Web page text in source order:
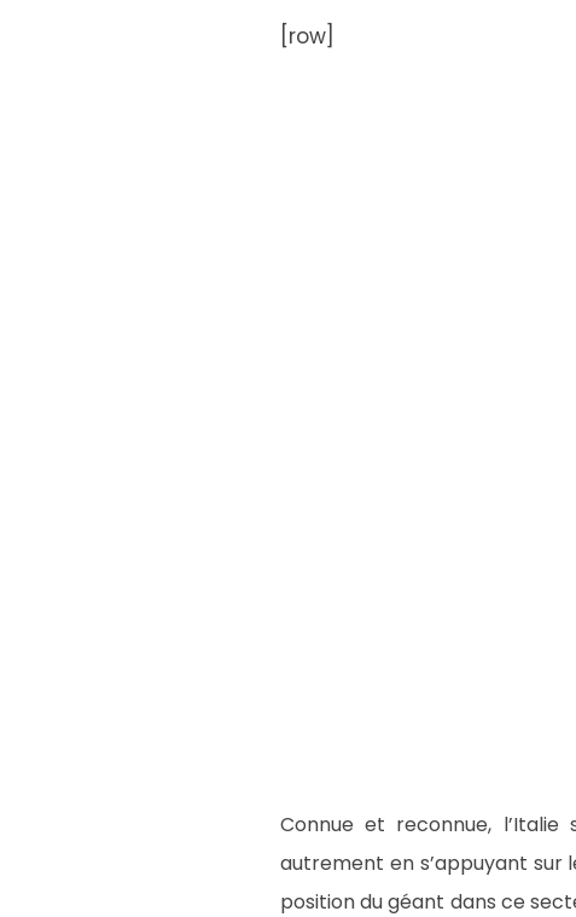
[row]
Connue et reconnue,
autrement en s’appuyant sur
position du géant dans ce